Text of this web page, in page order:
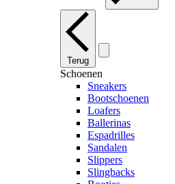
Terug
Schoenen
Sneakers
Bootschoenen
Loafers
Ballerinas
Espadrilles
Sandalen
Slippers
Slingbacks